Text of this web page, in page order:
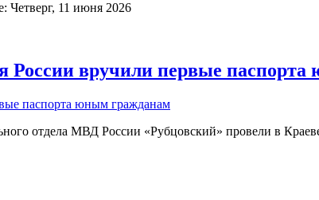
Четверг, 11 июня 2026
России вручили первые
отдела МВД России «Рубцовский» провели в